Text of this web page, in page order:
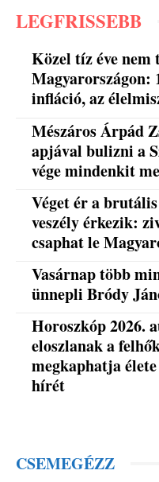
LEGFRISSEBB
Közel tíz éve
Magyarországon:
infláció, az
Mészáros Árpád
apjával bulizni a
vége mindenkit
Véget ér a
veszély érkezik:
csaphat le
Vasárnap több
ünnepli Bródy
Horoszkóp 2026.
eloszlanak a
megkaphatja
hírét
CSEMEGÉZZ